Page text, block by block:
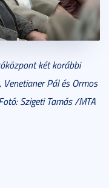
két korábbi
Pál és Ormos
Szigeti Tamás /MTA